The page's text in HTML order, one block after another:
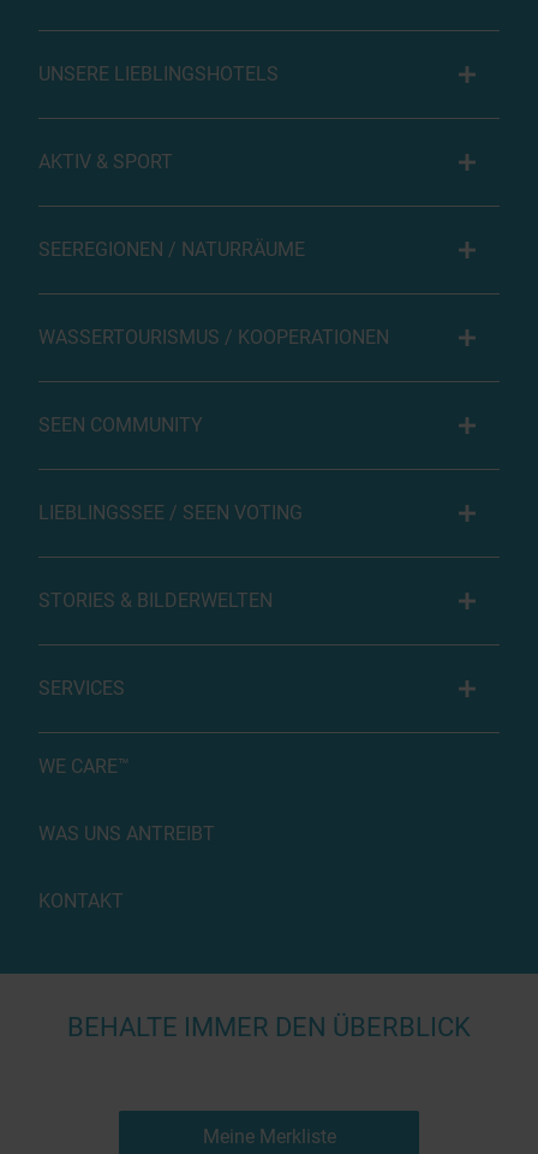
UNSERE LIEBLINGSHOTELS
AKTIV & SPORT
SEEREGIONEN / NATURRÄUME
WASSERTOURISMUS / KOOPERATIONEN
SEEN COMMUNITY
LIEBLINGSSEE / SEEN VOTING
STORIES & BILDERWELTEN
SERVICES
WE CARE™
WAS UNS ANTREIBT
KONTAKT
BEHALTE IMMER DEN ÜBERBLICK
Meine Merkliste